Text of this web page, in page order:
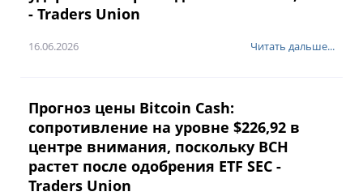
- Traders Union
16.06.2026 Читать дальше...
Прогноз цены Bitcoin Cash:
сопротивление на уровне $226,92 в
центре внимания, поскольку BCH
растет после одобрения ETF SEC -
Traders Union